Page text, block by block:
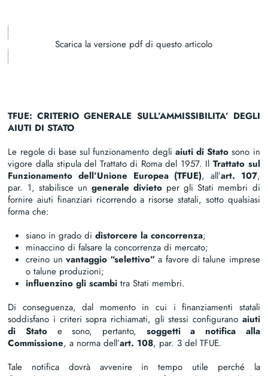
Scarica la versione pdf di questo articolo
TFUE: CRITERIO GENERALE SULL’AMMISSIBILITA’ DEGLI
AIUTI DI STATO
Le regole di base sul funzionamento degli aiuti di Stato sono in
vigore dalla stipula del Trattato di Roma del 1957. Il Trattato sul
Funzionamento dell’Unione Europea (TFUE), all’art. 107,
par. 1, stabilisce un generale divieto per gli Stati membri di
fornire aiuti finanziari ricorrendo a risorse statali, sotto qualsiasi
forma che:
siano in grado didistorcere la concorrenza;
minaccino di falsare la concorrenza di mercato;
creino un vantaggio “selettivo” a favore di talune imprese
o talune produzioni;
influenzino gli scambi tra Stati membri.
Di conseguenza, dal momento in cui i finanziamenti statali
soddisfano i criteri sopra richiamati, gli stessi configurano aiuti
di Stato e sono, pertanto, soggetti a notifica alla
Commissione, a norma dell’art. 108, par. 3 del TFUE.
Tale notifica dovrà avvenire in tempo utile perché la